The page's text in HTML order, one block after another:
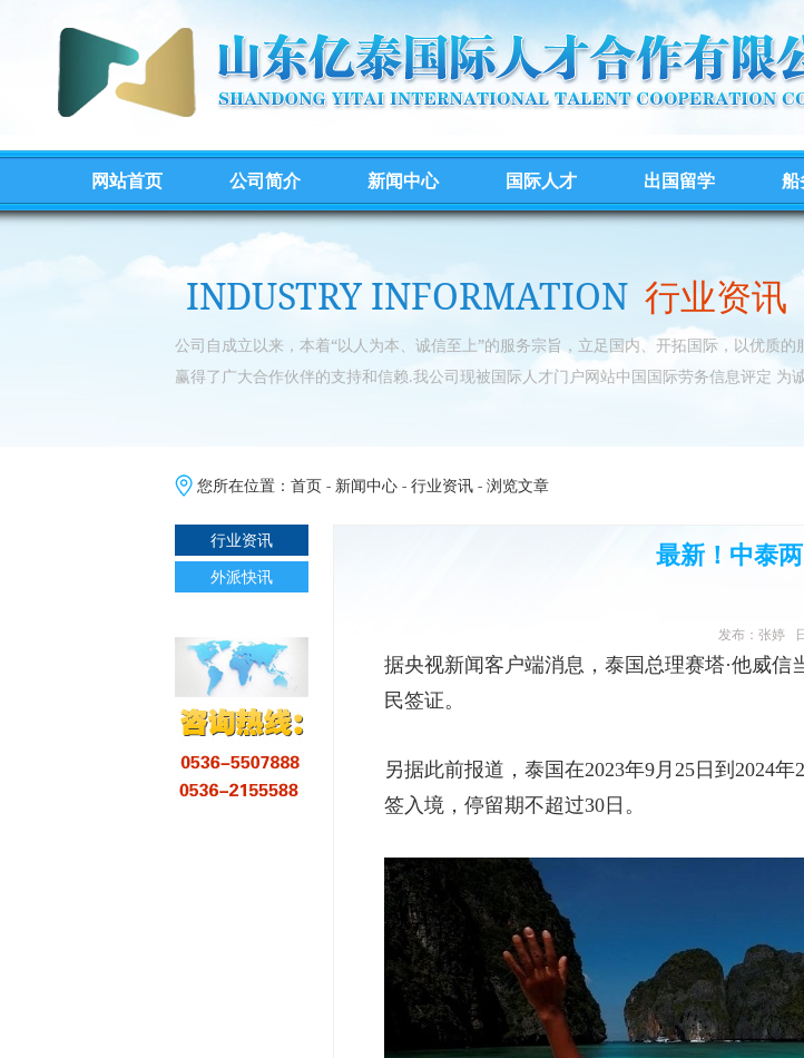
网站首页 公司简介 新闻中心 国际人才 出国留学 船
INDUSTRY INFORMATION 行业资讯
公司自成立以来，本着“以人为本、诚信至上”的服务宗旨，立足国内、开拓国际，以优质的
赢得了广大合作伙伴的支持和信赖.我公司现被国际人才门户网站中国国际劳务信息评定 为诚
您所在位置： 首页 - 新闻中心 - 行业资讯 - 浏览文章
行业资讯
外派快讯
最新！中泰
发布：张婷
据央视新闻客户端消息，泰国总理赛塔·他威
民签证。
另据此前报道，泰国在2023年9月25日到2024
签入境，停留期不超过30日。